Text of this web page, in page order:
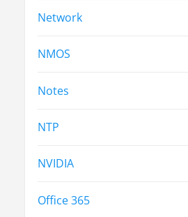
Network
NMOS
Notes
NTP
NVIDIA
Office 365